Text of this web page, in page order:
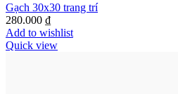
Gạch 30x30 trang trí
280.000 ₫
Add to wishlist
Quick view